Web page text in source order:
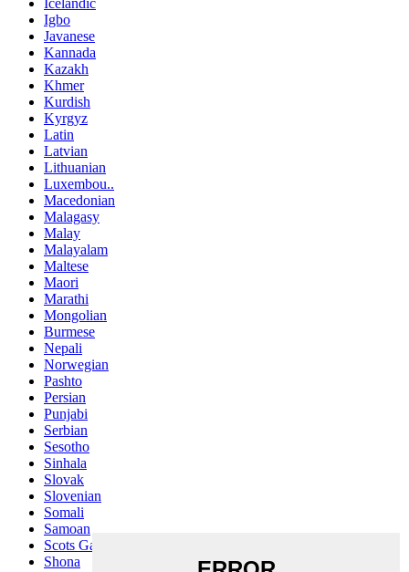
Icelandic
Igbo
Javanese
Kannada
Kazakh
Khmer
Kurdish
Kyrgyz
Latin
Latvian
Lithuanian
Luxembou..
Macedonian
Malagasy
Malay
Malayalam
Maltese
Maori
Marathi
Mongolian
Burmese
Nepali
Norwegian
Pashto
Persian
Punjabi
Serbian
Sesotho
Sinhala
Slovak
Slovenian
Somali
Samoan
Scots Gaelic
Shona